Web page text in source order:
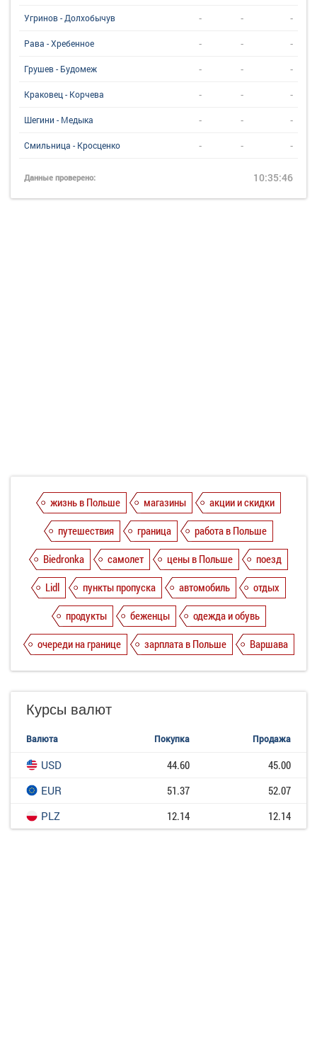
Угринов - Долхобычув - - -
Рава - Хребенное - - -
Грушев - Будомеж - - -
Краковец - Корчева - - -
Шегини - Медыка - - -
Смильница - Кросценко - - -
Данные проверено: 10:35:46
жизнь в Польше магазины
акции и скидки
путешествия
граница
работа в Польше
Biedronka
самолет цены в Польше
поезд
Lidl
пункты пропуска автомобиль
отдых
продукты
беженцы
одежда и обувь
очереди на границе
зарплата в Польше Варшава
Курсы валют
Валюта Покупка Продажа
USD 44.60
45.00
EUR
51.37
52.07
PLZ
12.14 12.14